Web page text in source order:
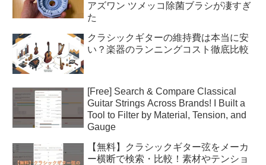
アズワン ツメッコ除菌ブラシが凄すぎ
た
クラシックギターの維持費は本当に安
い？楽器のランニングコスト徹底比較
[Free] Search & Compare Classical
Guitar Strings Across Brands! I Built a
Tool to Filter by Material, Tension, and
Gauge
【無料】クラシックギター弦をメーカ
ー横断で検索・比較！素材やテンショ